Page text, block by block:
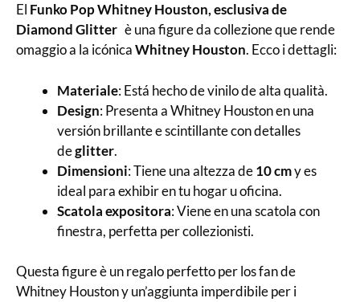
El Funko Pop Whitney Houston, esclusiva de
Diamond Glitter è una figure da collezione que rende
omaggio a la icónicaWhitney Houston. Ecco i dettagli:
Materiale: Está hecho de vinilo de alta qualità.
Design: Presenta a Whitney Houston en una
versión brillante e scintillante con detalles
deglitter.
Dimensioni: Tiene una altezza de10 cmy es
ideal para exhibir en tu hogar u oficina.
Scatola expositora: Viene en una scatola con
finestra, perfetta per collezionisti.
Questa figure è un regalo perfetto per los fan de
Whitney Houston y un’aggiunta imperdibile per i